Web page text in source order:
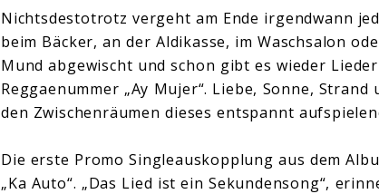
Nichtsdestotrotz vergeht am Ende irgendwann
beim Bäcker, an der Aldikasse, im Waschsalon
Mund abgewischt und schon gibt es wieder
Reggaenummer „Ay Mujer“. Liebe, Sonne,
den Zwischenräumen dieses entspannt
Die erste Promo Singleauskopplung aus dem
„Ka Auto“. „Das Lied ist ein Sekundensong“,